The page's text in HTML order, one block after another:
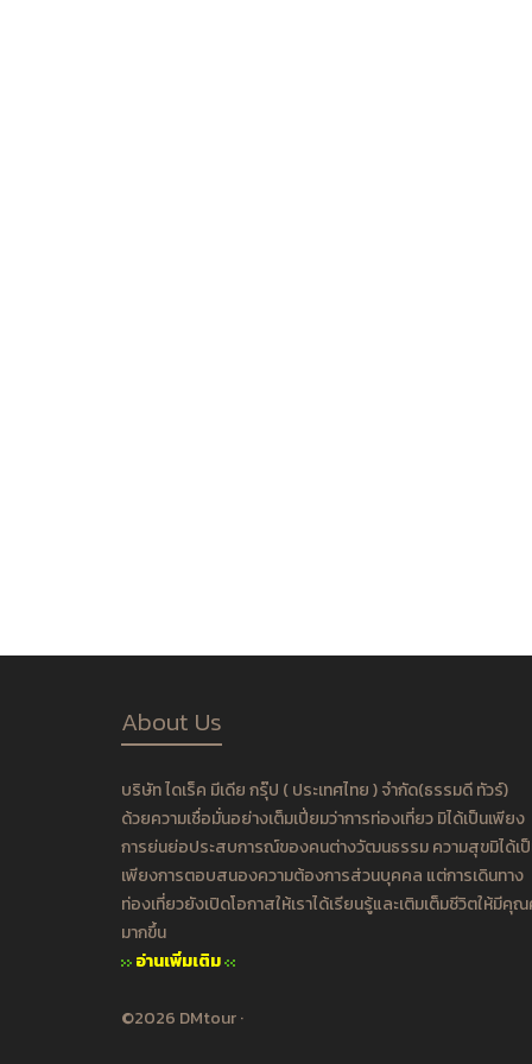
About Us
บริษัท ไดเร็ค มีเดีย กรุ๊ป ( ประเทศไทย ) จำกัด(ธรรมดี ทัวร์)
ด้วยความเชื่อมั่นอย่างเต็มเปี่ยมว่าการท่องเที่ยว มิได้เป็นเพียง
การย่นย่อประสบการณ์ของคนต่างวัฒนธรรม ความสุขมิได้เ
เพียงการตอบสนองความต้องการส่วนบุคคล แต่การเดินทาง
ท่องเที่ยวยังเปิดโอกาสให้เราได้เรียนรู้และเติมเต็มชีวิตให้มีคุ
มากขึ้น
อ่านเพิ่มเติม
©2026 DMtour ·